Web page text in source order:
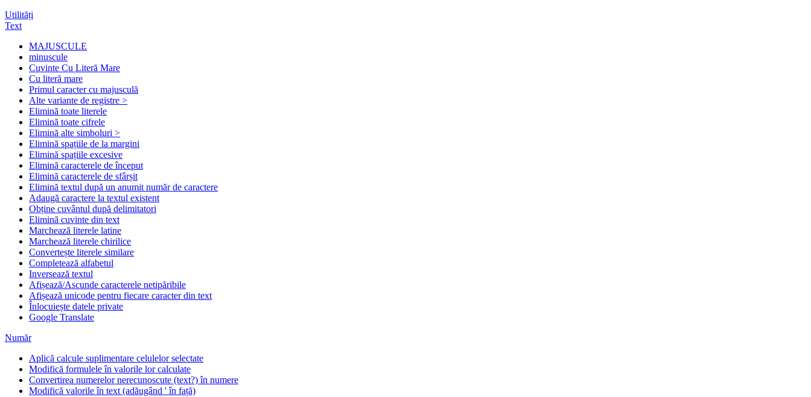
Utilități
Text
MAJUSCULE
minuscule
Cuvinte Cu Literă Mare
Cu literă mare
Primul caracter cu majusculă
Alte variante de registre >
Elimină toate literele
Elimină toate cifrele
Elimină alte simboluri >
Elimină spațiile de la margini
Elimină spațiile excesive
Elimină caracterele de început
Elimină caracterele de sfârșit
Elimină textul după un anumit număr de caractere
Adaugă caractere la textul existent
Obține cuvântul după delimitatori
Elimină cuvinte din text
Marchează literele latine
Marchează literele chirilice
Convertește literele similare
Completează alfabetul
Inversează textul
Afișează/Ascunde caracterele netipăribile
Afișează unicode pentru fiecare caracter din text
Înlocuiește datele private
Google Translate
Număr
Aplică calcule suplimentare celulelor selectate
Modifică formulele în valorile lor calculate
Convertirea numerelor nerecunoscute (text?) în numere
Modifică valorile în text (adăugând ' în față)